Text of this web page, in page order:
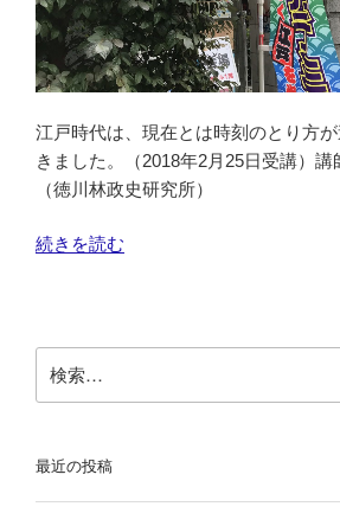
ズ
届
ま
し
た”
江戸時代は、現在とは時刻のとり方
きました。（2018年2月25日受講）講
（徳川林政史研究所）
“江
ぶ
基
基
礎
続きを読む
索:
最近の投稿